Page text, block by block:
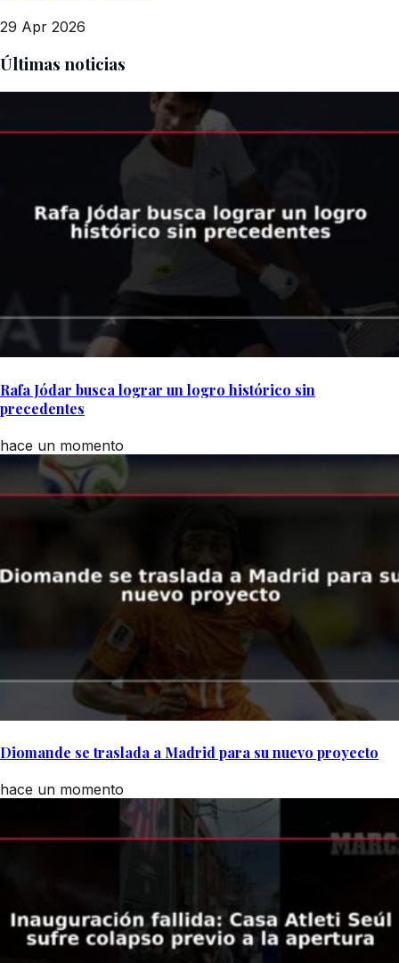
29 Apr 2026
Últimas noticias
Rafa Jódar busca lograr un logro histórico sin
precedentes
hace un momento
Diomande se traslada a Madrid para su nuevo proyecto
hace un momento